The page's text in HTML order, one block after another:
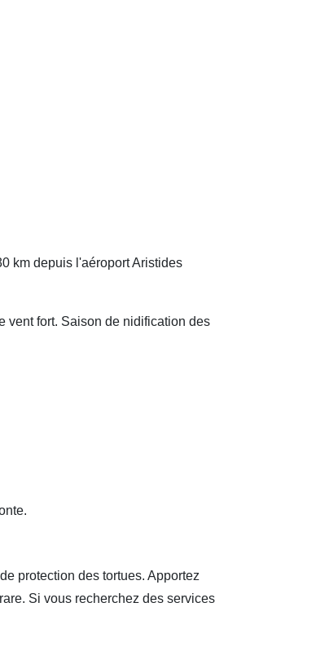
km depuis l'aéroport Aristides
vent fort. Saison de nidification des
protection des tortues. Apportez
Si vous recherchez des services